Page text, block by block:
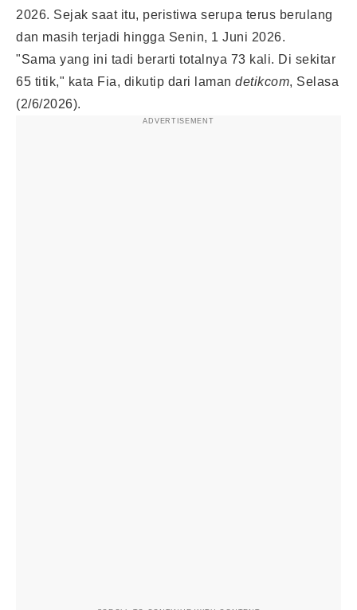
2026. Sejak saat itu, peristiwa serupa terus berulang
dan masih terjadi hingga Senin, 1 Juni 2026.
"Sama yang ini tadi berarti totalnya 73 kali. Di sekitar
65 titik," kata Fia, dikutip dari laman detikcom, Selasa
(2/6/2026).
ADVERTISEMENT